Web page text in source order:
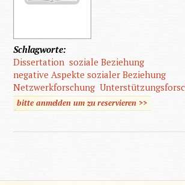
Schlagworte:
Dissertation soziale Beziehung
negative Aspekte sozialer Beziehung
Netzwerkforschung
bitte anmelden um zu reservieren >>